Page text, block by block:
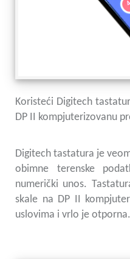
Koristeći Digitech
DP II kompjuterizovanu
Digitech tastatura je
obimne terenske
numerički unos.
skale na DP II
uslovima i vrlo je otporna.